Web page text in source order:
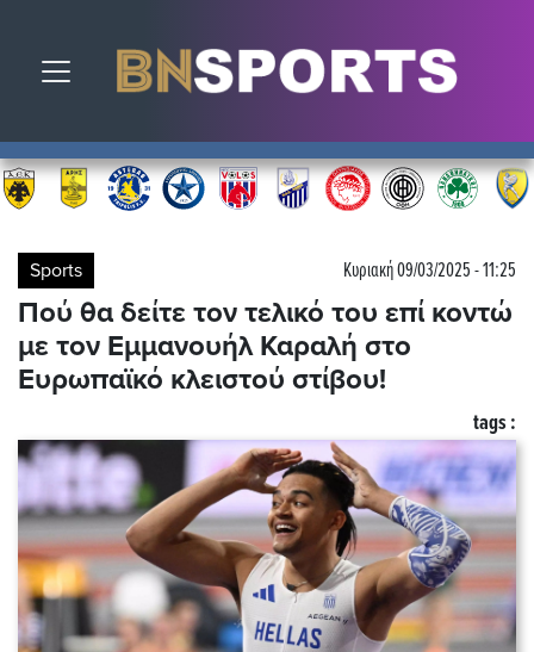
Toggle navigation
Sports Κυριακή 09/03/2025 - 11:25
Πού θα δείτε τον τελικό του επί κοντώ
με τον Εμμανουήλ Καραλή στο
Ευρωπαϊκό κλειστού στίβου!
tags :